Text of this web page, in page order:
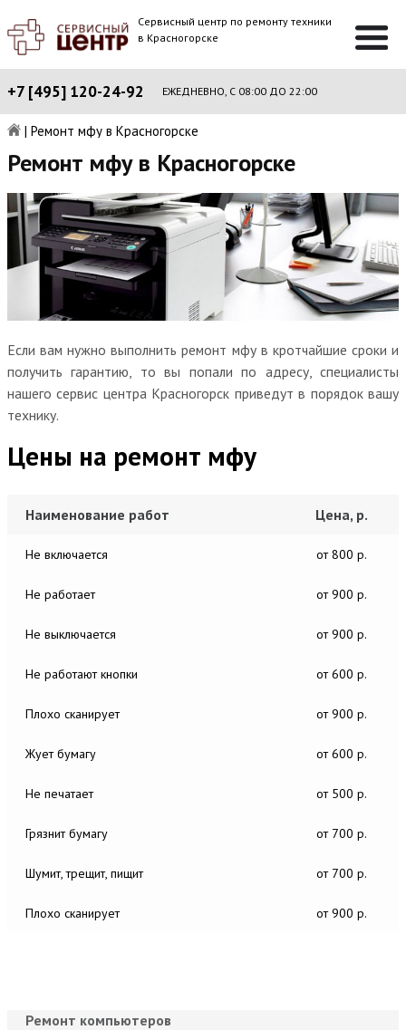
Сервисный центр по ремонту техники
в Красногорске
+7 [495] 120-24-92 ЕЖЕДНЕВНО, С 08:00 ДО 22:00
| Ремонт мфу в Красногорске
Ремонт мфу в Красногорске
Если вам нужно выполнить ремонт мфу в кротчайшие сроки и
получить гарантию, то вы попали по адресу, специалисты
нашего сервис центра Красногорск приведут в порядок вашу
технику.
Цены на ремонт мфу
Наименование работ Цена, р.
Не включается от 800 р.
Не работает от 900 р.
Не выключается от 900 р.
Не работают кнопки от 600 р.
Плохо сканирует от 900 р.
Жует бумагу от 600 р.
Не печатает от 500 р.
Грязнит бумагу от 700 р.
Шумит, трещит, пищит от 700 р.
Плохо сканирует от 900 р.
Ремонт компьютеров